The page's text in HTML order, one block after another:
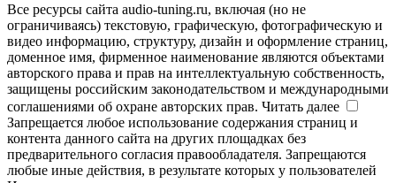
Все ресурсы сайта audio-tuning.ru, включая (но не
ограничиваясь) текстовую, графическую, фотографическую и
видео информацию, структуру, дизайн и оформление страниц,
доменное имя, фирменное наименование являются объектами
авторского права и прав на интеллектуальную собственность,
защищены российским законодательством и международными
соглашениями об охране авторских прав. Читать далее
Запрещается любое использование содержания страниц и
контента данного сайта на других площадках без
предварительного согласия правообладателя. Запрещаются
любые иные действия, в результате которых у пользователей